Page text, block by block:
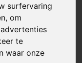
surfervaring
om
te
waar onze